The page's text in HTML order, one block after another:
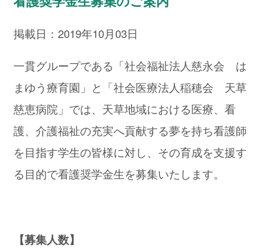
掲載日：2019年10月03日
一貫グループである「社会福祉法人慈永会 は
まゆう療育園」と「社会医療法人稲穂会 天草
慈恵病院」では、天草地域における医療、看
護、介護福祉の充実へ貢献する夢を持ち看護師
を目指す学生の皆様に対し、その育成を支援す
る目的で看護奨学金生を募集いたします。
【募集人数】